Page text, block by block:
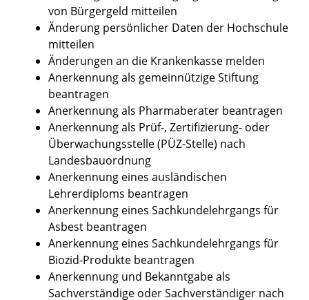
von Bürgergeld mitteilen
Änderung persönlicher Daten der Hochschule
mitteilen
Änderungen an die Krankenkasse melden
Anerkennung als gemeinnützige Stiftung
beantragen
Anerkennung als Pharmaberater beantragen
Anerkennung als Prüf-, Zertifizierung- oder
Überwachungsstelle (PÜZ-Stelle) nach
Landesbauordnung
Anerkennung eines ausländischen
Lehrerdiploms beantragen
Anerkennung eines Sachkundelehrgangs für
Asbest beantragen
Anerkennung eines Sachkundelehrgangs für
Biozid-Produkte beantragen
Anerkennung und Bekanntgabe als
Sachverständige oder Sachverständiger nach